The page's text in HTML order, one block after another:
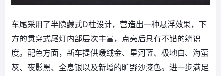
车尾采用了半隐藏式D柱设计，营造出一种悬浮效果，下
方的贯穿式尾灯内部层次丰富，点亮后具有不错的辨识
度。配色方面，新车提供暖绒金、星河蓝、极地白、海萤
灰、夜影黑、全息银以及新增的旷野沙漆色。进一步满足